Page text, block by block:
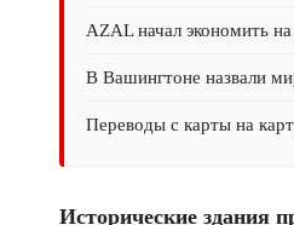
AZAL начал экономить
В Вашингтоне назвали
Переводы с карты на
Исторические здания